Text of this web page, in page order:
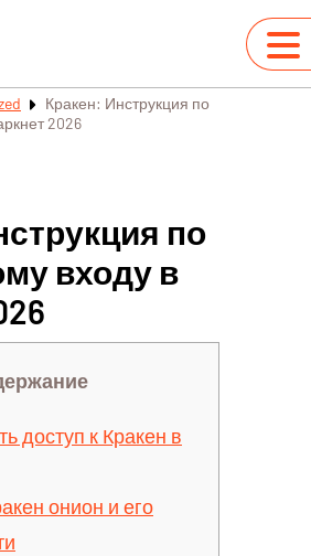
Кракен: Инструкция по
2026
по
входу в
доступ к Кракен в
онион и его